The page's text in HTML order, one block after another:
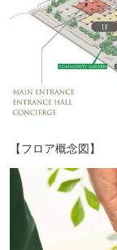
【フロア概念図】